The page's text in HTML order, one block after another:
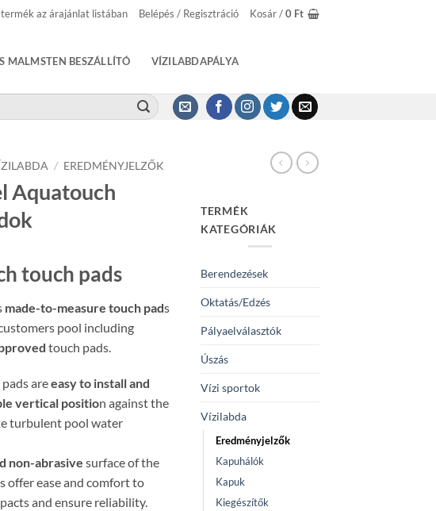
az árajánlat listában Belépés / Regisztráció Kosár /0 Ft
MALMSTEN BESZÁLLÍTÓ VÍZILABDAPÁLYA
/ EREDMÉNYJELZŐK
Aquatouch
touch pads
made-to-measure touch pads
pool including
touch pads.
areeasy to install and
vertical position against the
turbulent pool water
non-abrasive surface of the
offer ease and comfort to
and ensure reliability.
TERMÉK
KATEGÓRIÁK
Berendezések
Oktatás/Edzés
Pályaelválasztók
Úszás
Vízi sportok
Vízilabda
Eredményjelzők
Kapuhálók
Kapuk
Kiegészítők